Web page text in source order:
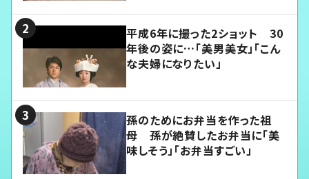
平成6年に撮った2ショット 30
年後の姿に…「美男美女」「こん
な夫婦になりたい」
孫のためにお弁当を作った祖
母 孫が絶賛したお弁当に「美
味しそう」「お弁当すごい」